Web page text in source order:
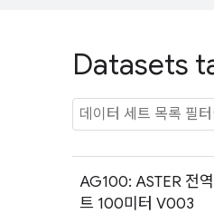
Datasets
AG100: ASTER 전
트 100미터 V003